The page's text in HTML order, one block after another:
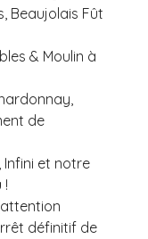
Beaujolais Fût
& Moulin à
de
Infini et notre
!
définitif de